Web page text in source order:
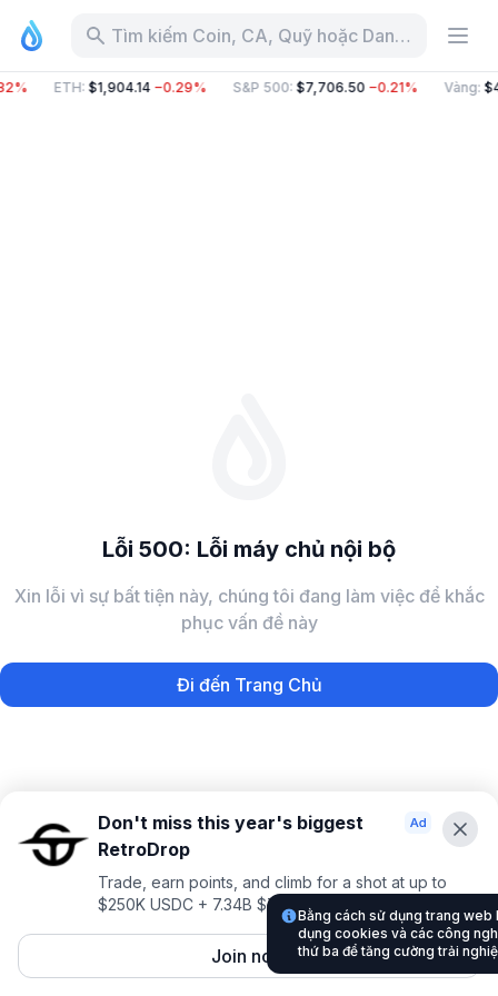
Tìm kiếm Coin, CA, Quỹ hoặc Danh mục
ETH: $1,904.14 −0.29% S&P 500: $7,706.50 −0.21% Vàng:
Lỗi 500: Lỗi máy chủ nội bộ
Xin lỗi vì sự bất tiện này, chúng tôi đang làm việc để khắc
phục vấn đề này
Đi đến Trang Chủ
Don't miss this year's biggest
RetroDrop
Trade, earn points, and climb for a shot at up to
$250K USDC + 7.34B $TRUE
Join now
Bằng cách sử dụng trang
dụng cookies và các công
thứ ba để tăng cường trải